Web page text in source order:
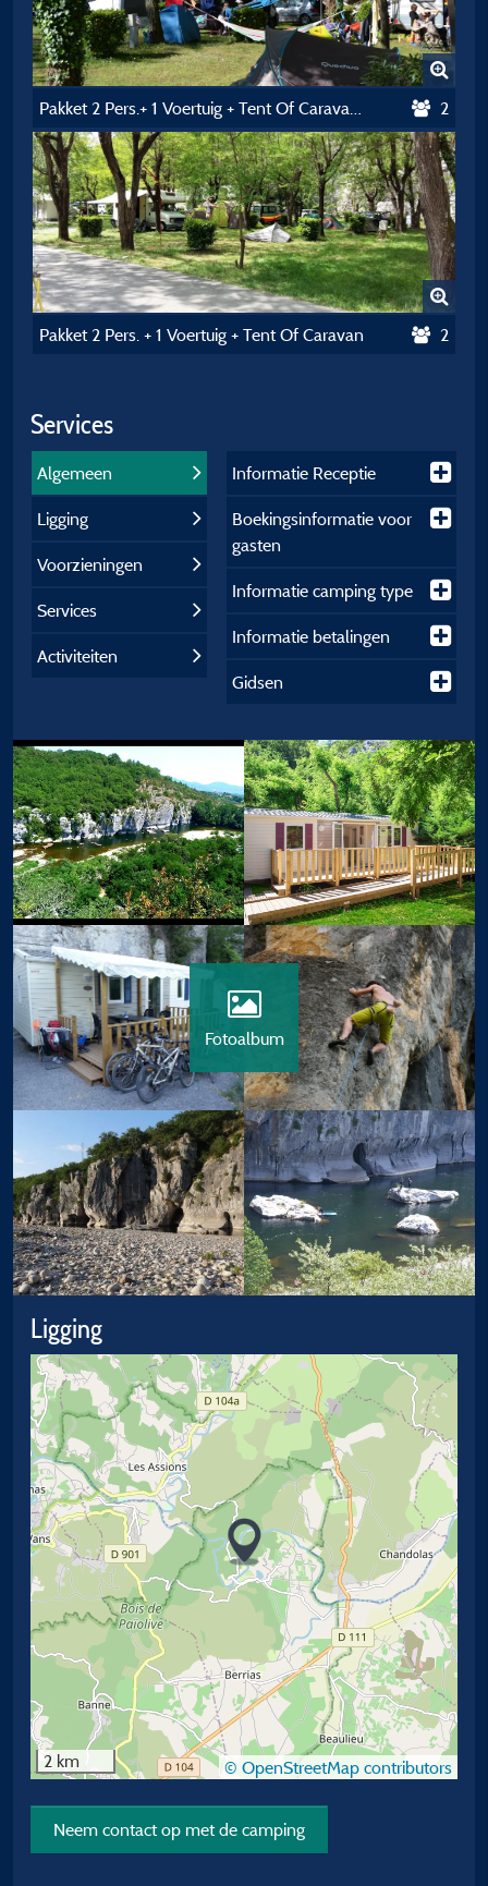
Pakket 2 Pers.+ 1 Voertuig + Tent Of Caravan + Elektriciteit 2
Pakket 2 Pers. + 1 Voertuig + Tent Of Caravan 2
Services
Algemeen
Ligging
Voorzieningen
Services
Activiteiten
Informatie Receptie
Boekingsinformatie voor
gasten
Informatie camping type
Informatie betalingen
Gidsen
Fotoalbum
Ligging
2 km © OpenStreetMap contributors
Neem contact op met de camping